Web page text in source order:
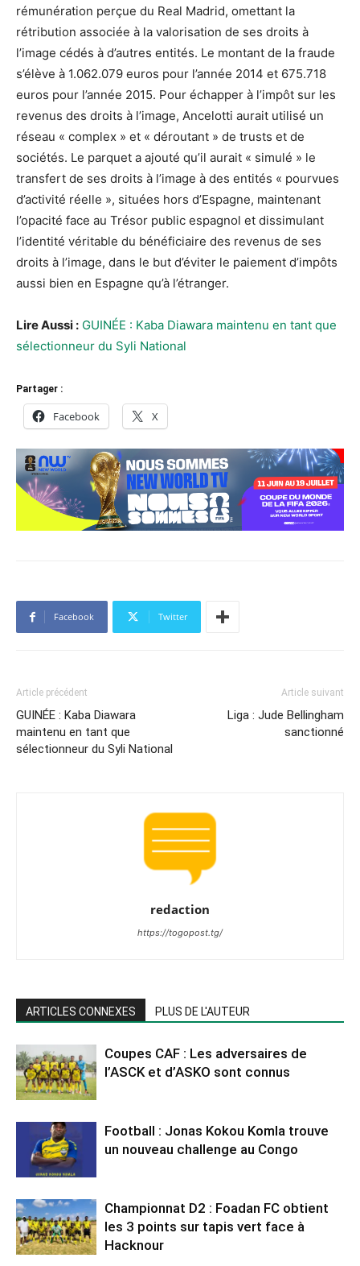
rémunération perçue du Real Madrid, omettant la
rétribution associée à la valorisation de ses droits à
l’image cédés à d’autres entités. Le montant de la fraude
s’élève à 1.062.079 euros pour l’année 2014 et 675.718
euros pour l’année 2015. Pour échapper à l’impôt sur les
revenus des droits à l’image, Ancelotti aurait utilisé un
réseau « complex » et « déroutant » de trusts et de
sociétés. Le parquet a ajouté qu’il aurait « simulé » le
transfert de ses droits à l’image à des entités « pourvues
d’activité réelle », situées hors d’Espagne, maintenant
l’opacité face au Trésor public espagnol et dissimulant
l’identité véritable du bénéficiaire des revenus de ses
droits à l’image, dans le but d’éviter le paiement d’impôts
aussi bien en Espagne qu’à l’étranger.
Lire Aussi : GUINÉE : Kaba Diawara maintenu en tant que
sélectionneur du Syli National
Partager :
Facebook X
Facebook Twitter
Article précédent
GUINÉE : Kaba Diawara
maintenu en tant que
sélectionneur du Syli National
Article suivant
Liga : Jude Bellingham
sanctionné
redaction
https://togopost.tg/
ARTICLES CONNEXES PLUS DE L'AUTEUR
Coupes CAF : Les adversaires de
l’ASCK et d’ASKO sont connus
Football : Jonas Kokou Komla trouve
un nouveau challenge au Congo
Championnat D2 : Foadan FC obtient
les 3 points sur tapis vert face à
Hacknour